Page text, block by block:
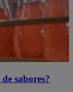
sabores?